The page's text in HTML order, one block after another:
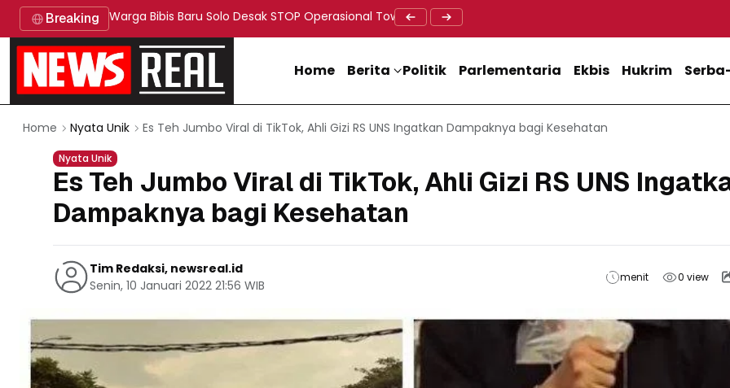
Breaking Warga Bibis Baru Solo Desak STOP Operasional Tower BTS, Diwa : Nyawa dan Keselamatan Warga Lebih
Doa Lintas Agama Perkuat Semangat Persatuan Jelang
Home Berita Politik Parlementaria Ekbis Hukrim
Home Nyata Unik Es Teh Jumbo Viral di TikTok, Ahli Gizi RS UNS Ingatkan Dampaknya bagi Kesehatan
Nyata Unik
Es Teh Jumbo Viral di TikTok, Ahli Gizi RS UNS
Dampaknya bagi Kesehatan
Tim Redaksi, newsreal.id
Senin, 10 Januari 2022 21:56 WIB
menit 0view